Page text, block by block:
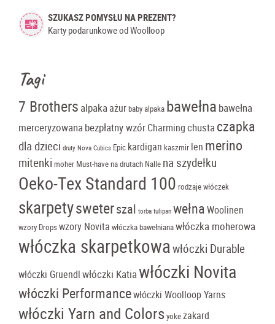
SZUKASZ POMYSŁU NA PREZENT?
Karty podarunkowe od Woolloop
Tagi
7 Brothers alpakaażurbaby alpaka bawełna bawełna
merceryzowanabezpłatny wzórCharmingchustaczapka
dla dzieci druty Nova Cubics Epic kardigan kaszmir len merino
mitenki moher Must-havena drutach Nalle na szydełku
Oeko-Tex Standard 100 rodzaje włóczek
skarpetysweterszal torba tulipan wełnaWoolinen
wzory Dropswzory Novita włóczka bawełnianawłóczka moherowa
włóczka skarpetkowawłóczki Durable
włóczki Gruendlwłóczki Katiawłóczki Novita
włóczki Performancewłóczki Woolloop Yarns
włóczki Yarn and Colorsyokeżakard